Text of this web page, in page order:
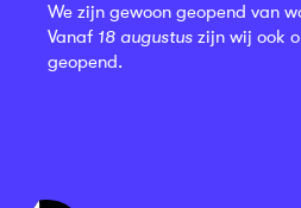
We zijn gewoon geopend van
Vanaf 18 augustus zijn wij ook
geopend.